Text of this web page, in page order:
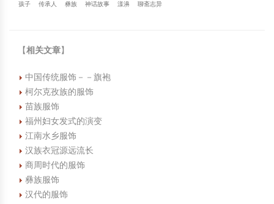
孩子 传承人 彝族 神话故事 漾濞 聊斋志异
【相关文章】
中国传统服饰－－旗袍
柯尔克孜族的服饰
苗族服饰
福州妇女发式的演变
江南水乡服饰
汉族衣冠源远流长
商周时代的服饰
彝族服饰
汉代的服饰